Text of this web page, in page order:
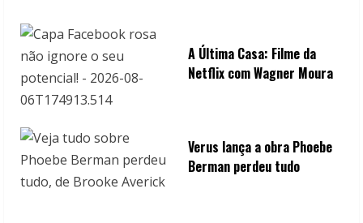
A Última Casa: Filme da
Netflix com Wagner Moura
Verus lança a obra Phoebe
Berman perdeu tudo